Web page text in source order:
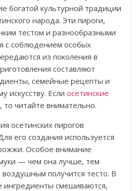
богатой культурной традиции
народа. Эти пироги,
тестом и разнообразными
с соблюдением особых
из поколения в
составляют
семейные рецепты и
искусству. Еслиосетинские
то читайте внимательно.
осетинских пирогов
его создания используется
Особое внимание
— чем она лучше, тем
получится тесто. В
ингредиенты смешиваются,